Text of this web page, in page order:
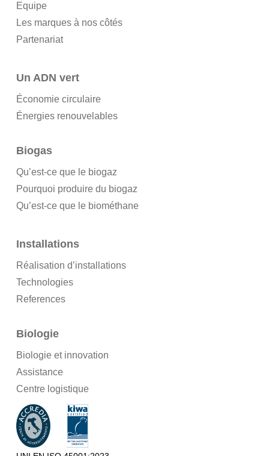
Equipe
Les marques à nos côtés
Partenariat
Un ADN vert
Économie circulaire
Énergies renouvelables
Biogas
Qu’est-ce que le biogaz
Pourquoi produire du biogaz
Qu’est-ce que le biométhane
Installations
Réalisation d’installations
Technologies
References
Biologie
Biologie et innovation
Assistance
Centre logistique